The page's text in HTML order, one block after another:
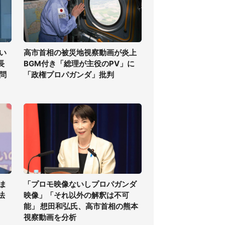
高市首相の被災地視察動画が炎上
BGM付き「総理が主役のPV」に
「政権プロパガンダ」批判
「プロモ映像ないしプロパガンダ
映像」「それ以外の解釈は不可
能」 想田和弘氏、高市首相の熊本
視察動画を分析